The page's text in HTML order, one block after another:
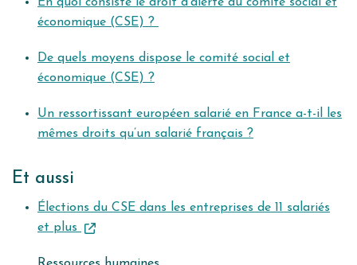
économique (CSE) ?
De quels moyens dispose le comité social et
économique (CSE) ?
Un ressortissant européen salarié en France a-t-il les
mêmes droits qu’un salarié français ?
Et aussi
Élections du CSE dans les entreprises de 11 salariés
et plus